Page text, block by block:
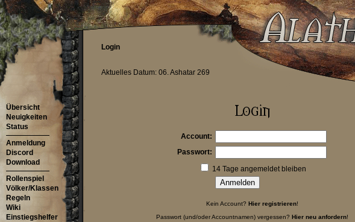
Login
Aktuelles Datum: 06. Ashatar 269
Übersicht
Neuigkeiten
Status
Anmeldung
Discord
Download
Rollenspiel
Völker/Klassen
Regeln
Wiki
Einstiegshelfer
Account:
Passwort:
14 Tage angemeldet bleiben
Kein Account? Hier registrieren!
Passwort (und/oder Accountnamen) vergessen? Hier neu anfordern!